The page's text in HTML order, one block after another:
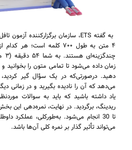
زمان داده می‌شود تا تمامی متون را
دهید. درصورتی‌که در یک سؤال گیر کردید،
می‌دهد که آن را نادیده بگیرید و در زمانی
یاد داشته باشید که باید به سوالات
تا 30 انجام می‌شود. به‌طورکلی، عملکرد
می‌تواند تأثیر گذار بر نمره کلی آن‌ها باشد.